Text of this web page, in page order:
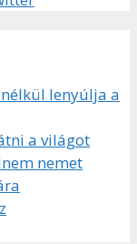
lenyúlja a
a világot
nemet